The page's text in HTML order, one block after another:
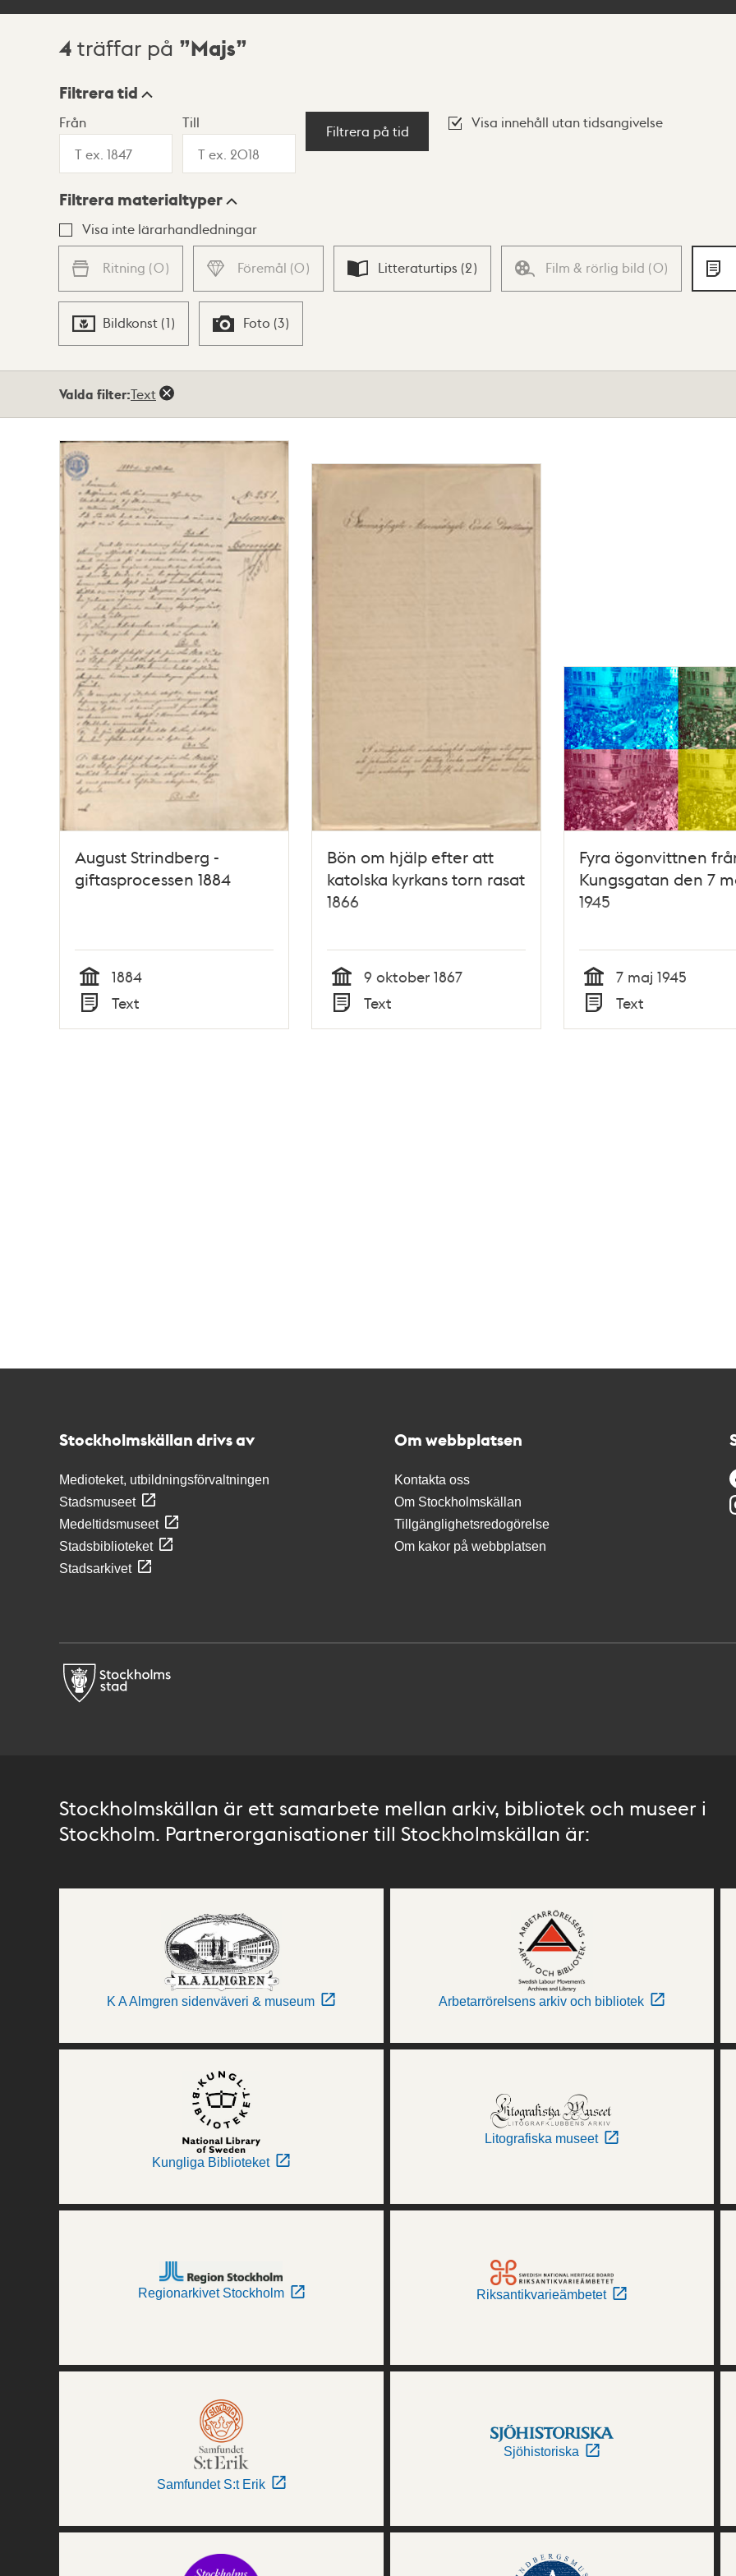
Sökresultat
4 träffar på Majs
Visningsläge
Lista Karta
Filtrera tid
Från Till
Filtrera på tid
Visa innehåll utan tidsangivelse
Filtrera materialtyper
Visa inte lärarhandledningar
Ritning (0) Föremål (0) Litteraturtips (2) Film & rörlig bild (0)
Bildkonst (1) Foto (3)
Valda filter:Text
August Strindberg -
giftasprocessen 1884
Tid
1884
Typ
Text
Bön om hjälp efter att
katolska kyrkans torn rasat
1866
Tid
9 oktober 1867
Typ
Text
Fyra ögonvittnen
Kungsgatan den 7
1945
Tid
7 maj 1945
Typ
Text
Stockholmskällan drivs av
Medioteket, utbildningsförvaltningen
Stadsmuseet
Medeltidsmuseet
Stadsbiblioteket
Stadsarkivet
Om webbplatsen
Kontakta oss
Om Stockholmskällan
Tillgänglighetsredogörelse
Om kakor på webbplatsen
Stockholmskällan är ett samarbete mellan arkiv, bibliotek och museer i
Stockholm. Partnerorganisationer till Stockholmskällan är:
K A Almgren sidenväveri & museum Arbetarrörelsens arkiv och bibliotek
Kungliga Biblioteket
Litografiska museet
Regionarkivet Stockholm Riksantikvarieämbetet
Samfundet S:t Erik
Sjöhistoriska